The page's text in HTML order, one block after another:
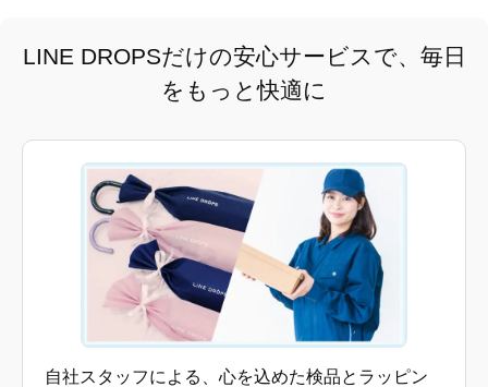
LINE DROPSだけの安心サービスで、毎日
をもっと快適に
自社スタッフによる、心を込めた検品とラッピン